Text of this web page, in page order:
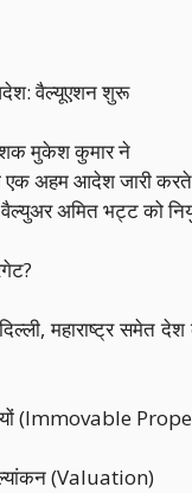
वैल्यूएशन शुरू
मुकेश कुमार ने
एक अहम आदेश जारी
अमित भट्ट को
महाराष्ट्र समेत देश
(Immovable
(Valuation)